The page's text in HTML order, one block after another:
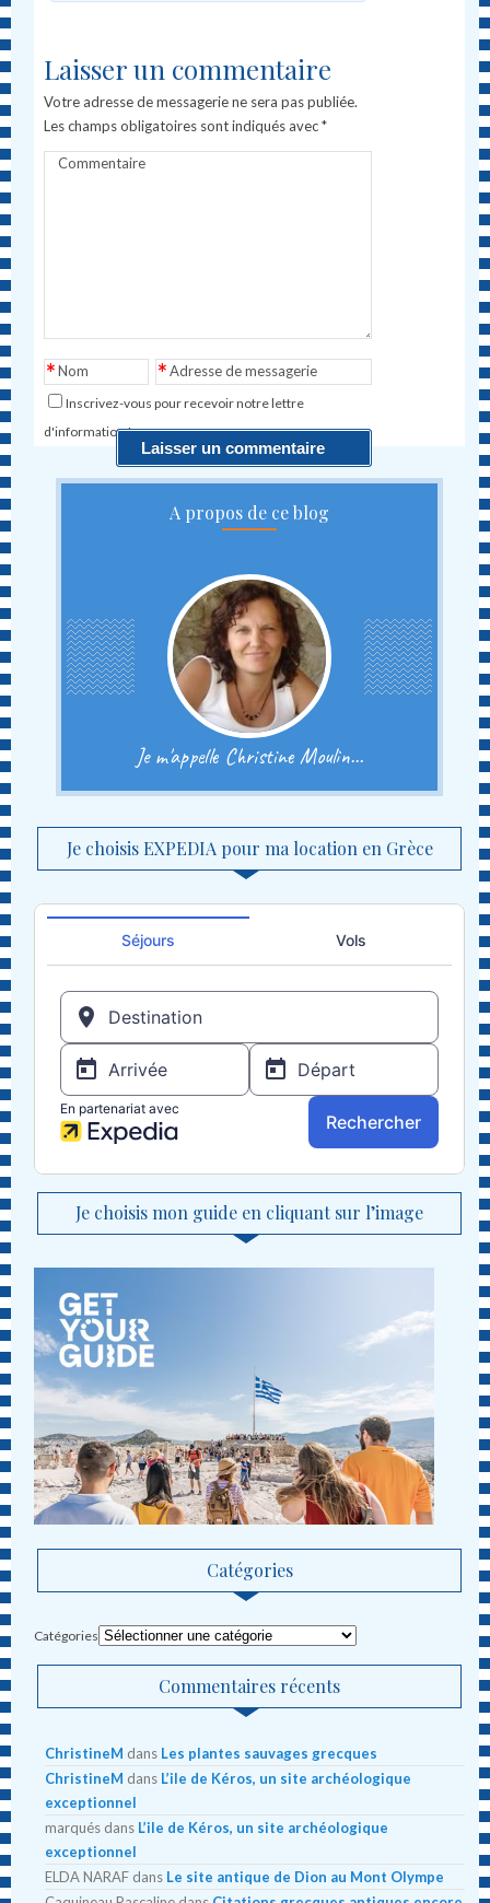
Laisser un commentaire
Votre adresse de messagerie ne sera pas publiée.
Les champs obligatoires sont indiqués avec*
Commentaire
Nom
* Adresse de messagerie
*
Inscrivez-vous pour recevoir notre lettre
d'information !
A propos de ce blog
Je m'appelle Christine Moulin...
Je choisis EXPEDIA pour ma location en Grèce
Je choisis mon guide en cliquant sur l’image
Catégories
Catégories
Commentaires récents
ChristineM dans Les plantes sauvages grecques
ChristineM dans L’ile de Kéros, un site archéologique
exceptionnel
marqués dans L’ile de Kéros, un site archéologique
exceptionnel
ELDA NARAF dans Le site antique de Dion au Mont Olympe